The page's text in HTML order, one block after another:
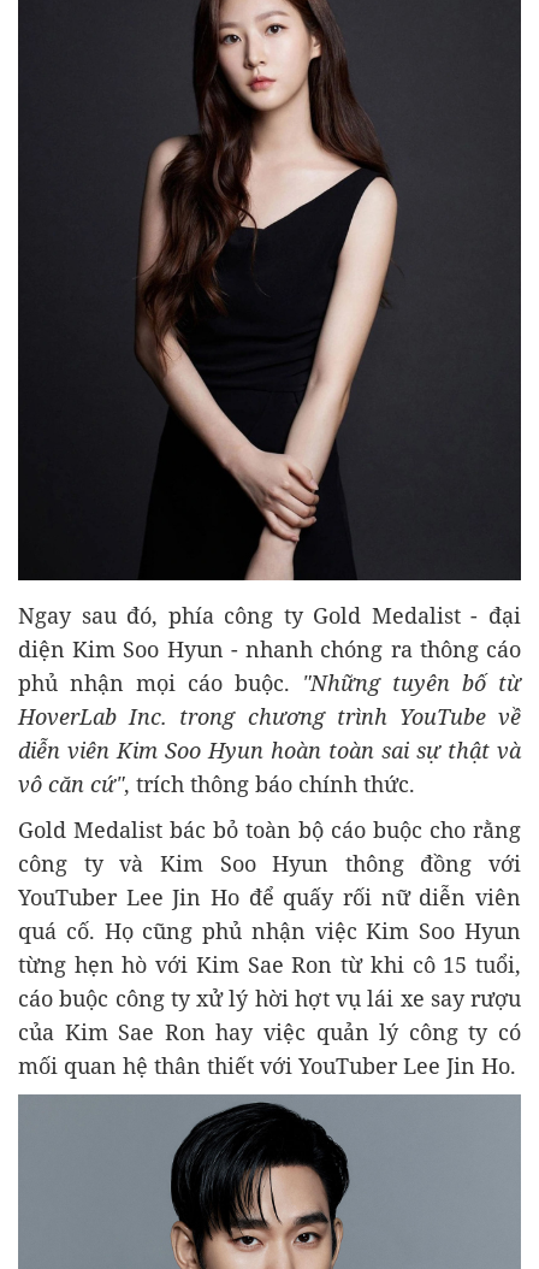
Ngay sau đó, phía công ty Gold Medalist - đại
diện Kim Soo Hyun - nhanh chóng ra thông cáo
phủ nhận mọi cáo buộc. "Những tuyên bố từ
HoverLab Inc. trong chương trình YouTube về
diễn viên Kim Soo Hyun hoàn toàn sai sự thật và
vô căn cứ", trích thông báo chính thức.
Gold Medalist bác bỏ toàn bộ cáo buộc cho rằng
công ty và Kim Soo Hyun thông đồng với
YouTuber Lee Jin Ho để quấy rối nữ diễn viên
quá cố. Họ cũng phủ nhận việc Kim Soo Hyun
từng hẹn hò với Kim Sae Ron từ khi cô 15 tuổi,
cáo buộc công ty xử lý hời hợt vụ lái xe say rượu
của Kim Sae Ron hay việc quản lý công ty có
mối quan hệ thân thiết với YouTuber Lee Jin Ho.